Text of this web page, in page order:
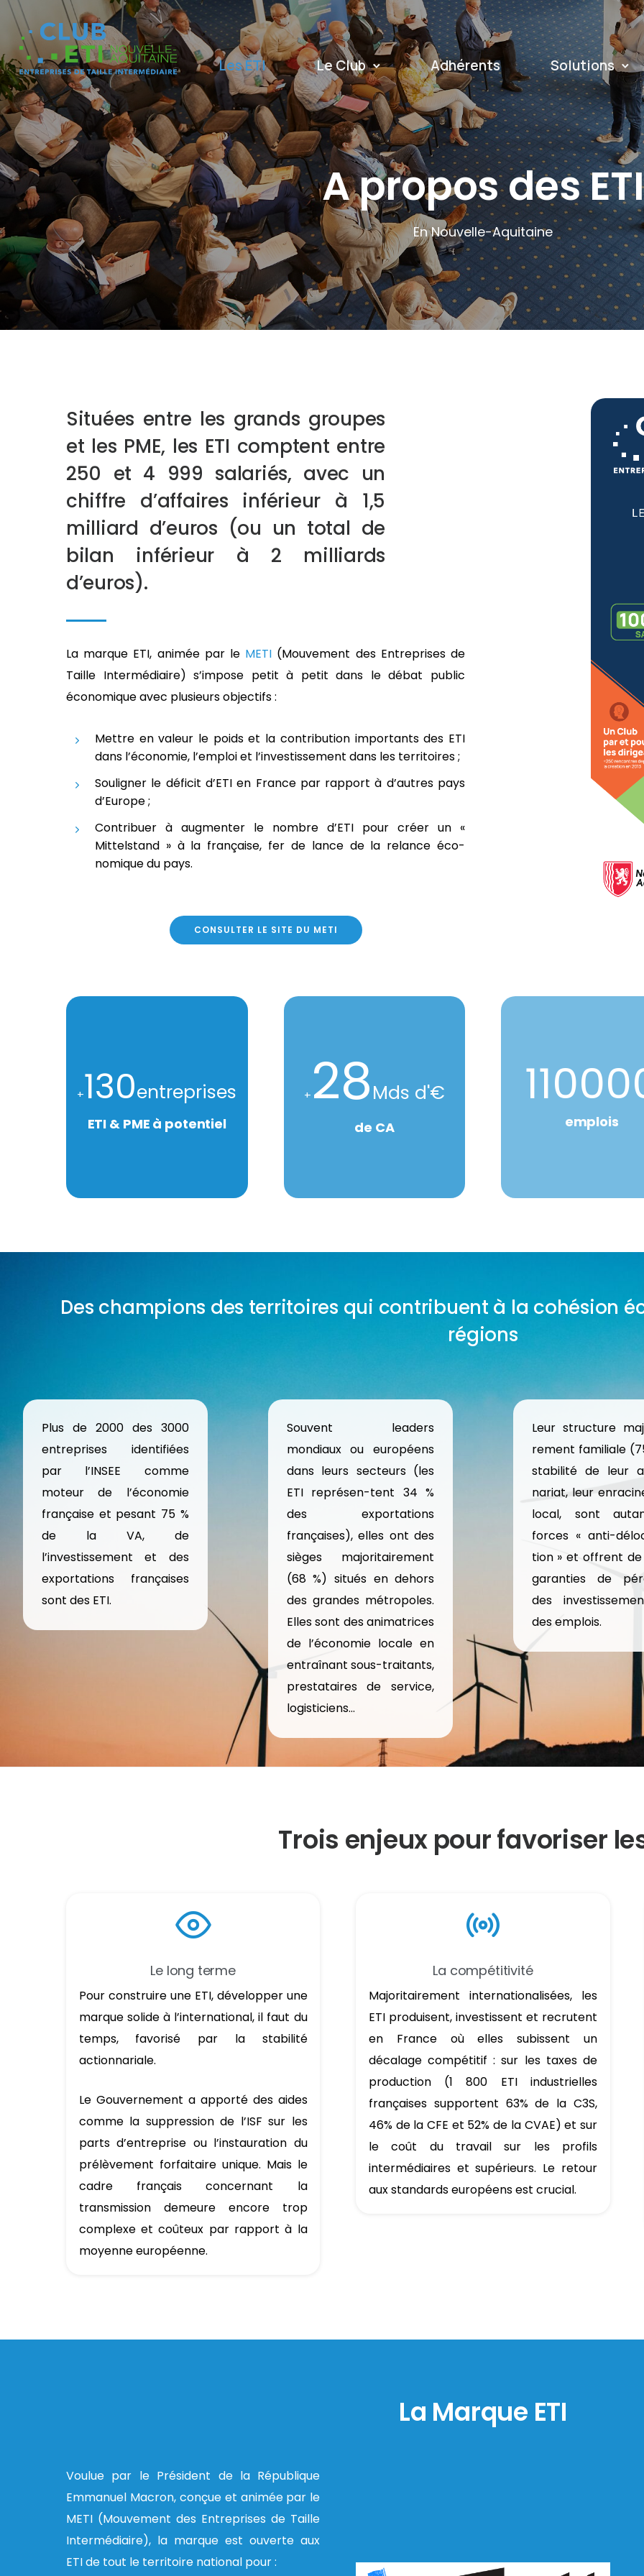
Les ETI Le Club Adhérents Solutions
A propos des ETI
En Nouvelle-Aquitaine
Situées entre les grands groupes
et les PME, les ETI comptent entre
250 et 4 999 salariés, avec un
chiffre d’affaires inférieur à 1,5
milliard d’euros (ou un total de
bilan inférieur à 2 milliards
d’euros).
La marque ETI, animée par le METI (Mouvement des Entreprises de
Taille Intermédiaire) s’impose petit à petit dans le débat public
économique avec plusieurs objectifs :
Mettre en valeur le poids et la contribution importants des ETI
dans l’économie, l’emploi et l’investissement dans les territoires ;
Souligner le déficit d’ETI en France par rapport à d’autres pays
d’Europe ;
Contribuer à augmenter le nombre d’ETI pour créer un «
Mittelstand » à la française, fer de lance de la relance éco-
nomique du pays.
CONSULTER LE SITE DU METI
+130entreprises
ETI & PME à potentiel
+ 28Mds d'€
de CA emplois
Des champions des territoires qui contribuent à la cohésion
régions
Plus de 2000 des 3000
entreprises identifiées
par l’INSEE comme
moteur de l’économie
française et pesant 75 %
de la VA, de
l’investissement et des
exportations françaises
sont des ETI.
Souvent leaders
mondiaux ou européens
dans leurs secteurs (les
ETI représen-tent 34 %
des exportations
françaises), elles ont des
sièges majoritairement
(68 %) situés en dehors
des grandes métropoles.
Elles sont des animatrices
de l’économie locale en
entraînant sous-traitants,
prestataires de service,
logisticiens…
Leur structure
rement familiale
stabilité de leur
nariat, leur
local, sont
forces « anti-
tion » et offrent de
garanties de
des
des emplois.
Trois enjeux pour favoriser
Le long terme
Pour construire une ETI, développer une
marque solide à l’international, il faut du
temps, favorisé par la stabilité
actionnariale.
Le Gouvernement a apporté des aides
comme la suppression de l’ISF sur les
parts d’entreprise ou l’instauration du
prélèvement forfaitaire unique. Mais le
cadre français concernant la
transmission demeure encore trop
complexe et coûteux par rapport à la
moyenne européenne.
La compétitivité
Majoritairement internationalisées, les
ETI produisent, investissent et recrutent
en France où elles subissent un
décalage compétitif : sur les taxes de
production (1 800 ETI industrielles
françaises supportent 63% de la C3S,
46% de la CFE et 52% de la CVAE) et sur
le coût du travail sur les profils
intermédiaires et supérieurs. Le retour
aux standards européens est crucial.
La Marque ETI
Voulue par le Président de la République
Emmanuel Macron, conçue et animée par le
METI (Mouvement des Entreprises de Taille
Intermédiaire), la marque est ouverte aux
ETI de tout le territoire national pour :